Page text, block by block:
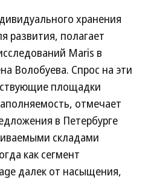
хранения
развития, полагает
Maris в
Волобуева. Спрос на эти
площадки
отмечает
в Петербурге
складами
как сегмент
далек от насыщения,